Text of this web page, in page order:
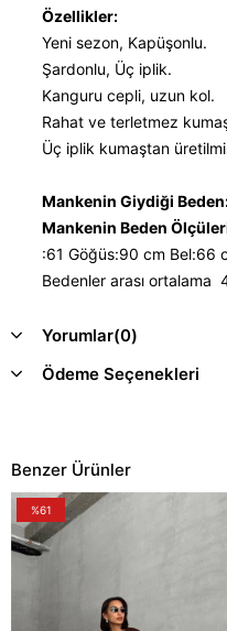
Özellikler:
Yeni sezon, Kapüşonlu.
Şardonlu, Üç iplik.
Kanguru cepli, uzun kol.
Rahat ve terletmez
Üç iplik kumaştan
Mankenin Giydiği
Mankenin Beden
:61 Göğüs:90 cm Bel:66
Bedenler arası ortalama
Yorumlar(0)
Ödeme Seçenekleri
Benzer Ürünler
%61